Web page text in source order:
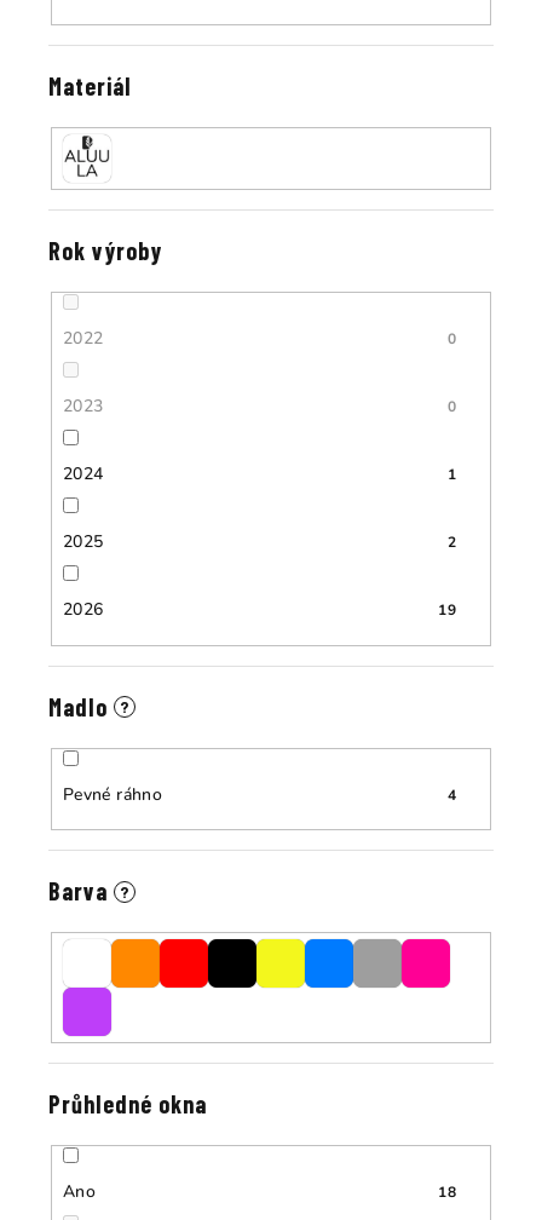
Materiál
Rok výroby
2022 0
2023 0
2024 1
2025 2
2026 19
Madlo ?
Pevné ráhno 4
Barva ?
Průhledné okna
Ano 18